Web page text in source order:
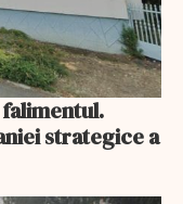
falimentul.
strategice a